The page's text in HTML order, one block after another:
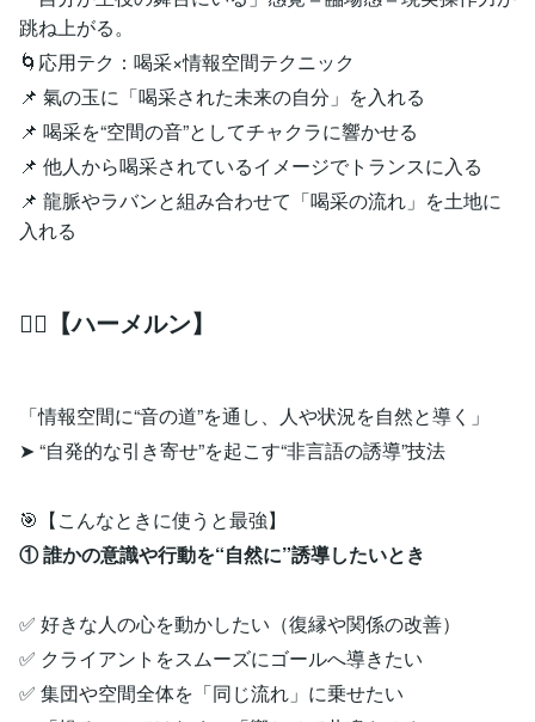
跳ね上がる。
🌀応用テク：喝采×情報空間テクニック
📌 氣の玉に「喝采された未来の自分」を入れる
📌 喝采を“空間の音”としてチャクラに響かせる
📌 他人から喝采されているイメージでトランスに入る
📌 龍脈やラバンと組み合わせて「喝采の流れ」を土地に
入れる
🧙‍♂️【ハーメルン】
「情報空間に“音の道”を通し、人や状況を自然と導く」
➤ “自発的な引き寄せ”を起こす“非言語の誘導”技法
🎯【こんなときに使うと最強】
① 誰かの意識や行動を“自然に”誘導したいとき
✅ 好きな人の心を動かしたい（復縁や関係の改善）
✅ クライアントをスムーズにゴールへ導きたい
✅ 集団や空間全体を「同じ流れ」に乗せたい